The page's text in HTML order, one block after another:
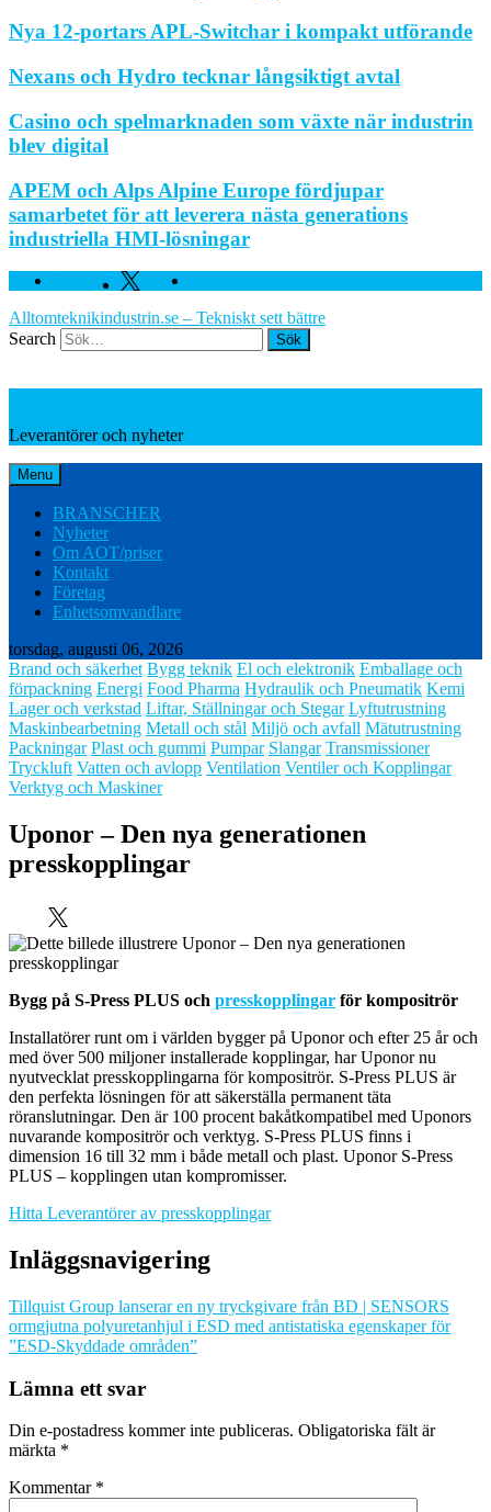
Nya 12-portars APL-Switchar i kompakt utförande
Nexans och Hydro tecknar långsiktigt avtal
Casino och spelmarknaden som växte när industrin
blev digital
APEM och Alps Alpine Europe fördjupar
samarbetet för att leverera nästa generations
industriella HMI-lösningar
Facebook Twitter
Alltomteknikindustrin.se – Tekniskt sett bättre
Search
Leverantörer och nyheter
Menu
BRANSCHER
Nyheter
Om AOT/priser
Kontakt
Företag
Enhetsomvandlare
torsdag, augusti 06, 2026
Brand och säkerhet Bygg teknik El och elektronik Emballage och
förpackning Energi Food Pharma Hydraulik och Pneumatik Kemi
Lager och verkstad Liftar, Ställningar och Stegar Lyftutrustning
Maskinbearbetning Metall och stål Miljö och avfall Mätutrustning
Packningar Plast och gummi Pumpar Slangar Transmissioner
Tryckluft Vatten och avlopp Ventilation Ventiler och Kopplingar
Verktyg och Maskiner
Uponor – Den nya generationen
presskopplingar
Bygg på S-Press PLUS och presskopplingar för kompositrör
Installatörer runt om i världen bygger på Uponor och efter 25 år och
med över 500 miljoner installerade kopplingar, har Uponor nu
nyutvecklat presskopplingarna för kompositrör. S-Press PLUS är
den perfekta lösningen för att säkerställa permanent täta
röranslutningar. Den är 100 procent bakåtkompatibel med Uponors
nuvarande kompositrör och verktyg. S-Press PLUS finns i
dimension 16 till 32 mm i både metall och plast. Uponor S-Press
PLUS – kopplingen utan kompromisser.
Hitta Leverantörer av presskopplingar
Inläggsnavigering
Tillquist Group lanserar en ny tryckgivare från BD | SENSORS
ormgjutna polyuretanhjul i ESD med antistatiska egenskaper för
”ESD-Skyddade områden”
Lämna ett svar
Din e-postadress kommer inte publiceras. Obligatoriska fält är
märkta *
Kommentar *